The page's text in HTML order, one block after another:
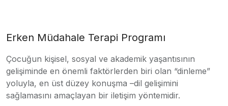
Erken Müdahale Terapi Programı
Çocuğun kişisel, sosyal ve akademik yaşantısının
gelişiminde en önemli faktörlerden biri olan “dinleme”
yoluyla, en üst düzey konuşma –dil gelişimini
sağlamasını amaçlayan bir iletişim yöntemidir.